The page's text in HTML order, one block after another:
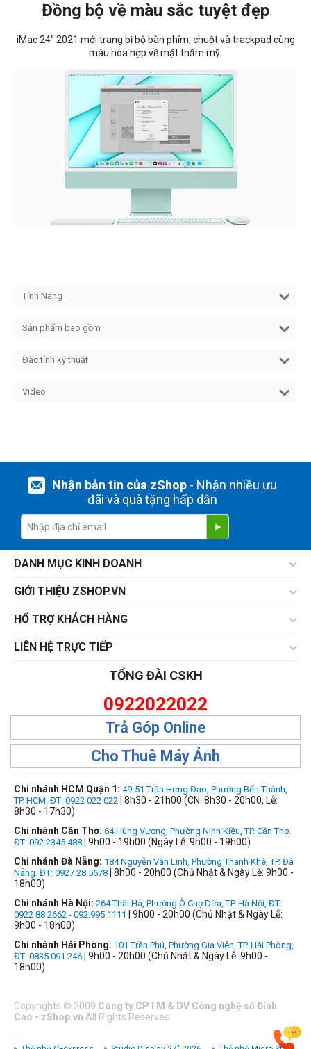
Đồng bộ về màu sắc tuyệt đẹp
iMac 24" 2021 mới trang bị bộ bàn phím, chuột và trackpad cùng
màu hòa hợp về mặt thẩm mỹ.
Tính Năng
Sản phẩm bao gồm
Đặc tính kỹ thuật
Video
Nhận bản tin của zShop- Nhận nhiều ưu
đãi và quà tặng hấp dẫn
DANH MỤC KINH DOANH
GIỚI THIỆU ZSHOP.VN
HỔ TRỢ KHÁCH HÀNG
LIÊN HỆ TRỰC TIẾP
TỔNG ĐÀI CSKH
0922022022
Trả Góp Online
Cho Thuê Máy Ảnh
Chi nhánh HCM Quận 1: 49-51 Trần Hưng Đạo, Phường Bến Thành,
TP. HCM. ĐT: 0922 022 022 | 8h30 - 21h00 (CN: 8h30 - 20h00, Lễ:
8h30 - 17h30)
Chi nhánh Cần Thơ: 64 Hùng Vương, Phường Ninh Kiều, TP. Cần Thơ.
ĐT: 092.2345.488 | 9h00 - 19h00 (Ngày Lễ: 9h00 - 19h00)
Chi nhánh Đà Nẵng: 184 Nguyễn Văn Linh, Phường Thanh Khê, TP. Đà
Nẵng. ĐT: 0927 28 5678 | 8h00 - 20h00 (Chủ Nhật & Ngày Lễ: 9h00 -
18h00)
Chi nhánh Hà Nội: 264 Thái Hà, Phường Ô Chợ Dừa, TP. Hà Nội, ĐT:
0922 88 2662 - 092.995.1111
| 9h00 - 20h00 (Chủ Nhật & Ngày Lễ:
9h00 - 18h00)
Chi nhánh Hải Phòng: 101 Trần Phú, Phường Gia Viên, TP. Hải Phòng,
ĐT: 0835 091 246 | 9h00 - 20h00 (Chủ Nhật & Ngày Lễ: 9h00 -
18h00)
Copyrights © 2009 Công ty CPTM & DV Công nghệ số Đỉnh
Cao - zShop.vn All Rights Reserved